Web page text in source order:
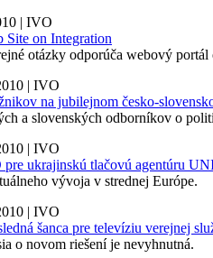
| IVO
Site on Integration
otázky odporúča webový
| IVO
na jubilejnom česko-
a slovenských odborníkov o
| IVO
pre ukrajinskú tlačovú agentúru
vývoja v strednej Európe.
| IVO
šanca pre televíziu verejnej
o novom riešení je nevyhnutná.